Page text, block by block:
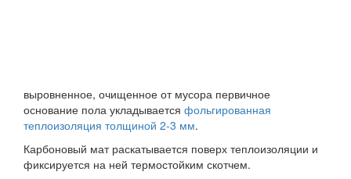
выровненное, очищенное от мусора первичное
основание пола укладывается фольгированная
теплоизоляция толщиной 2-3 мм.
Карбоновый мат раскатывается поверх теплоизоляции и
фиксируется на ней термостойким скотчем.